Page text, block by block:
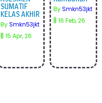
SUMATIF
KELAS AKHIR
BySmkn53jkt
15 Apr, 26
BySmkn53jkt
16 Feb, 26